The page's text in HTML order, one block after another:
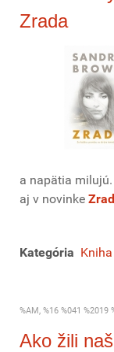
Zrada
a napätia
aj v novinke
Kategória Kniha
%AM, %16 %041 %2019
Ako žili